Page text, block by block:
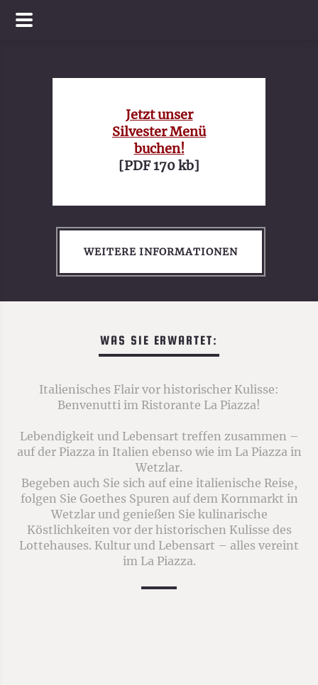
Jetzt unser
Silvester Menü
buchen!
[PDF 170 kb]
WEITERE INFORMATIONEN
WAS SIE ERWARTET:
Italienisches Flair vor historischer Kulisse:
Benvenutti im Ristorante La Piazza!
Lebendigkeit und Lebensart treffen zusammen –
auf der Piazza in Italien ebenso wie im La Piazza in
Wetzlar.
Begeben auch Sie sich auf eine italienische Reise,
folgen Sie Goethes Spuren auf dem Kornmarkt in
Wetzlar und genießen Sie kulinarische
Köstlichkeiten vor der historischen Kulisse des
Lottehauses. Kultur und Lebensart – alles vereint
im La Piazza.